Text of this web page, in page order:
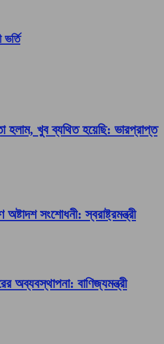
হলাম, খুব ব্যথিত হয়েছি: ভারপ্রাপ্ত
সংশোধনী: স্বরাষ্ট্রমন্ত্রী
অব্যবস্থাপনা: বাণিজ্যমন্ত্রী